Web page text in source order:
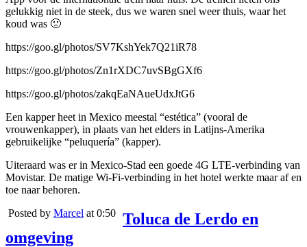
gelukkig niet in de steek, dus we waren snel weer thuis, waar het
koud was 🙁
https://goo.gl/photos/SV7KshYek7Q21iR78
https://goo.gl/photos/Zn1rXDC7uvSBgGXf6
https://goo.gl/photos/zakqEaNAueUdxJtG6
Een kapper heet in Mexico meestal “estética” (vooral de
vrouwenkapper), in plaats van het elders in Latijns-Amerika
gebruikelijke “peluquería” (kapper).
Uiteraard was er in Mexico-Stad een goede 4G LTE-verbinding van
Movistar. De matige Wi-Fi-verbinding in het hotel werkte maar af en
toe naar behoren.
Posted by Marcel at 0:50 Toluca de Lerdo en
omgeving